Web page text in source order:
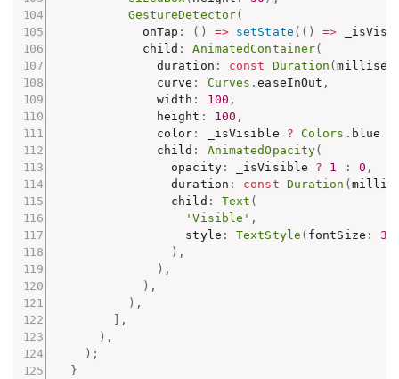
GestureDetector(
            onTap
: ( ) => setState ( ( ) =>
            child
: AnimatedContainer(
              duration
: const Duration (
              curve
: Curves .easeInOut ,
              width
: 100 ,
              height
: 100 ,
              color
: _isVisible ? Colors . blue
              child
: AnimatedOpacity(
                opacity
: _isVisible ? 1 : 0 ,
                duration
: const Duration (
                child
: Text (
'Visible' ,
                  style
: TextStyle ( fontSize : 32
) ,
) ,
) ,
) ,
,
) ,
) ;
}